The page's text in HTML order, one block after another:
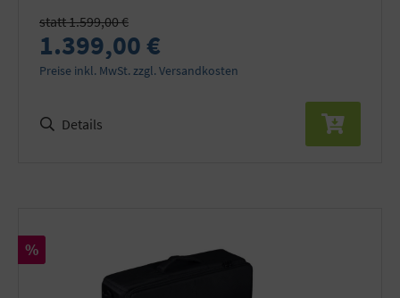
statt 1.599,00 €
1.399,00 €
Preise inkl. MwSt. zzgl. Versandkosten
Details
Rabatt
%